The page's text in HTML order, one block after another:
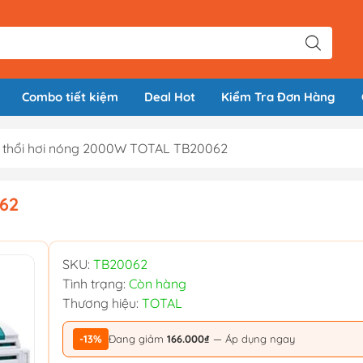
Combo tiết kiệm Deal Hot Kiểm Tra Đơn Hàng
hơi nóng 2000W TOTAL TB20062
SKU: TB20062
Tình trạng: Còn hàng
Thương hiệu: TOTAL
-13% Đang giảm 166.000₫ — Áp dụng ngay